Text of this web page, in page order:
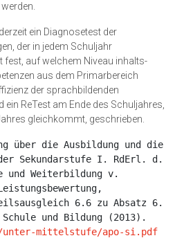
ein Diagnosetest der
der in jedem Schuljahr
fest, auf welchem Niveau inhalts-
aus dem Primarbereich
der sprachbildenden
ReTest am Ende des Schuljahres,
gleichkommt, geschrieben.
über die Ausbildung und die
Sekundarstufe I. RdErl. d.
und Weiterbildung v.
6.6 zu Absatz 6.
und Bildung (2013).
unter-mittelstufe/apo-si.pdf